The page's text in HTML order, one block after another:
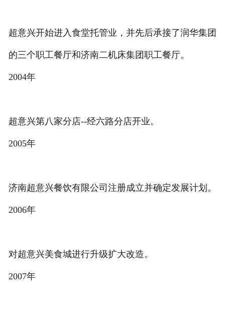
超意兴开始进入食堂托管业，并先后承接了润华集团
的三个职工餐厅和济南二机床集团职工餐厅。
2004年
超意兴第八家分店--经六路分店开业。
2005年
济南超意兴餐饮有限公司注册成立并确定发展计划。
2006年
对超意兴美食城进行升级扩大改造。
2007年